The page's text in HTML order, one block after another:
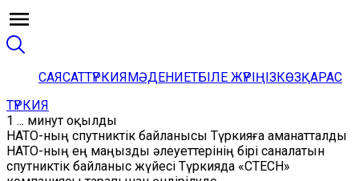
САЯСАТТҮРКИЯМӘДЕНИЕТБІЛЕ ЖҮРІҢІЗКӨЗҚАРАС
ТҮРКИЯ
1 ... минут оқылды
НАТО-ның спутниктік байланысы Түркияға аманатталды
НАТО-ның ең маңызды әлеуеттерінің бірі саналатын
спутниктік байланыс жүйесі Түркияда «CTECH»